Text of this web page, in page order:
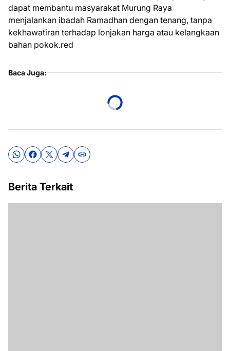
dapat membantu masyarakat Murung Raya
menjalankan ibadah Ramadhan dengan tenang, tanpa
kekhawatiran terhadap lonjakan harga atau kelangkaan
bahan pokok.red
Baca Juga:
Berita Terkait